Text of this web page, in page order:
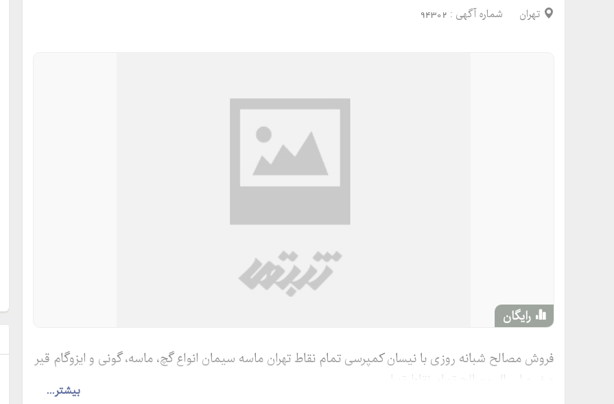
تهران شماره آگهی : 94302
رایگان
بیشتر...
فروش مصالح شبانه روزی با نیسان کمپرسی تمام نقاط تهران ماسه سیمان انواع گچ، ماسه، گونی و ایزوگام قیر
و غیره ارسال مصالح تمام نقاط تهران